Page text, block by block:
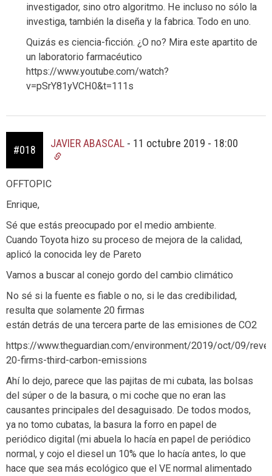
investigador, sino otro algoritmo. He incluso no sólo la
investiga, también la diseña y la fabrica. Todo en uno.
Quizás es ciencia-ficción. ¿O no? Mira este apartito de
un laboratorio farmacéutico
https://www.youtube.com/watch?
v=pSrY81yVCH0&t=111s
#018
JAVIER ABASCAL - 11 octubre 2019 - 18:00
OFFTOPIC
Enrique,
Sé que estás preocupado por el medio ambiente.
Cuando Toyota hizo su proceso de mejora de la calidad,
aplicó la conocida ley de Pareto
Vamos a buscar al conejo gordo del cambio climático
No sé si la fuente es fiable o no, si le das credibilidad,
resulta que solamente 20 firmas
están detrás de una tercera parte de las emisiones de CO2
https://www.theguardian.com/environment/2019/oct/09/
20-firms-third-carbon-emissions
Ahí lo dejo, parece que las pajitas de mi cubata, las bolsas
del súper o de la basura, o mi coche que no eran las
causantes principales del desaguisado. De todos modos,
ya no tomo cubatas, la basura la forro en papel de
periódico digital (mi abuela lo hacía en papel de periódico
normal, y cojo el diesel un 10% que lo hacía antes, lo que
hace que sea más ecológico que el VE normal alimentado